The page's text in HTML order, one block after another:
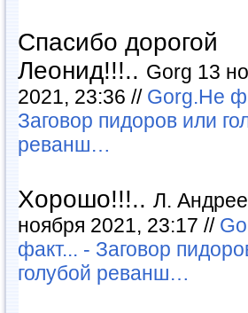
Спасибо дорогой
Леонид!!!.. Gorg 13
2021, 23:36 // Gorg.Не
Заговор пидоров или
реванш…
Хорошо!!!.. Л.
ноября 2021, 23:17 //
факт... - Заговор
голубой реванш…